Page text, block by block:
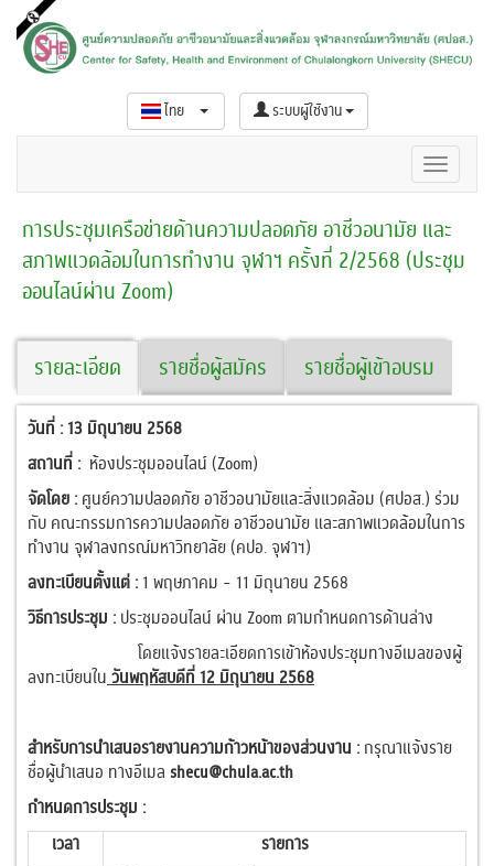
ไทย ระบบผู้ใช้งาน
การประชุมเครือข่ายด้านความปลอดภัย อาชีวอนามัย และ
สภาพแวดล้อมในการทำงาน จุฬาฯ ครั้งที่ 2/2568 (ประชุม
ออนไลน์ผ่าน Zoom)
รายละเอียด รายชื่อผู้สมัคร รายชื่อผู้เข้าอบรม
วันที่ : 13 มิถุนายน 2568
สถานที่ : ห้องประชุมออนไลน์ (Zoom)
จัดโดย : ศูนย์ความปลอดภัย อาชีวอนามัยและสิ่งแวดล้อม (ศปอส.) ร่วม
กับ คณะกรรมการความปลอดภัย อาชีวอนามัย และสภาพแวดล้อมในการ
ทำงาน จุฬาลงกรณ์มหาวิทยาลัย (คปอ. จุฬาฯ)
ลงทะเบียนตั้งแต่ : 1 พฤษภาคม - 11 มิถุนายน 2568
วิธีการประชุม : ประชุมออนไลน์ ผ่าน Zoom ตามกำหนดการด้านล่าง
โดยแจ้งรายละเอียดการเข้าห้องประชุมทางอีเมลของผู้
ลงทะเบียนใน วันพฤหัสบดีที่ 12 มิถุนายน 2568
สำหรับการนำเสนอรายงานความก้าวหน้าของส่วนงาน :กรุณาแจ้งราย
ชื่อผู้นำเสนอ ทางอีเมล shecu@chula.ac.th
กำหนดการประชุม :
เวลา
รายการ